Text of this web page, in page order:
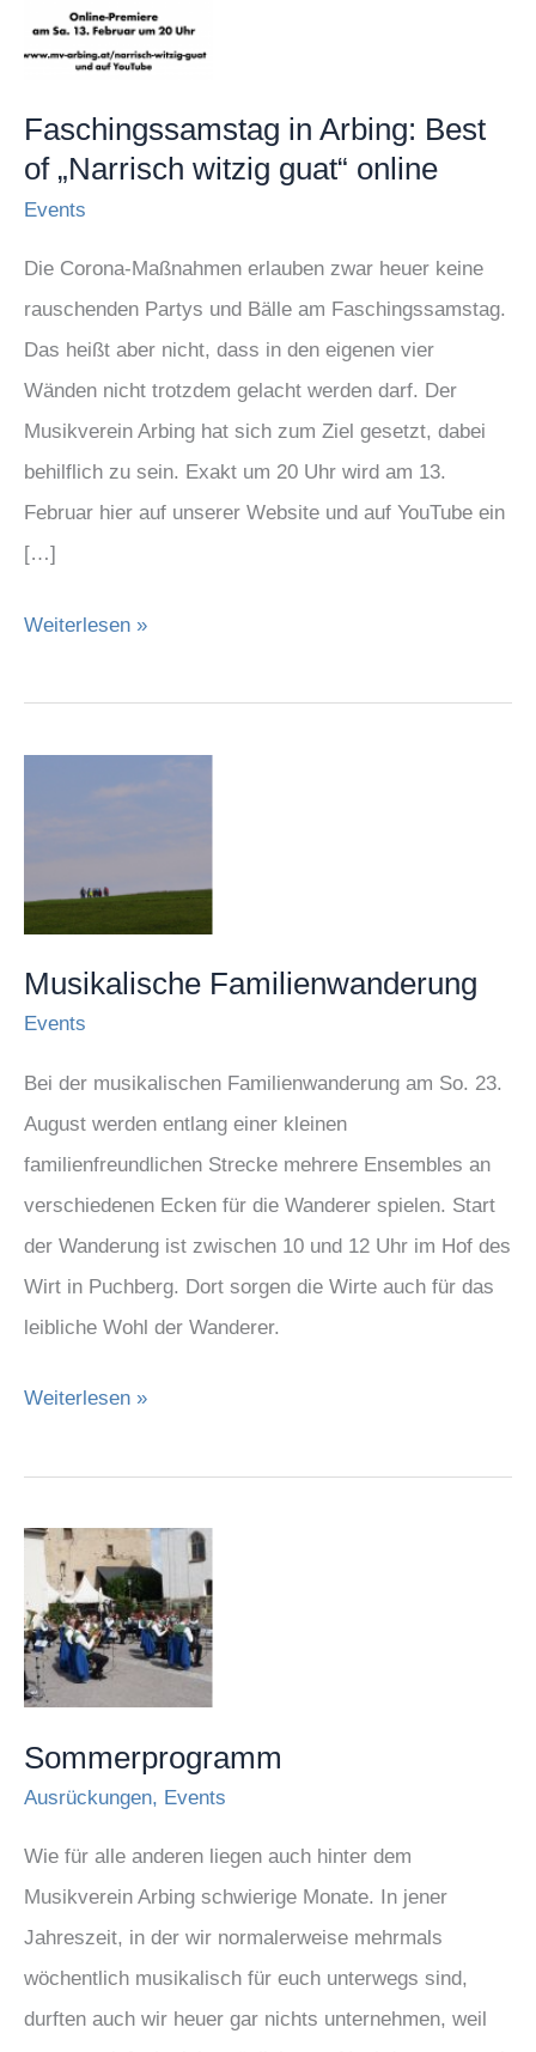
Faschingssamstag in Arbing: Best
of „Narrisch witzig guat“ online
Events
Die Corona-Maßnahmen erlauben zwar heuer keine
rauschenden Partys und Bälle am Faschingssamstag.
Das heißt aber nicht, dass in den eigenen vier
Wänden nicht trotzdem gelacht werden darf. Der
Musikverein Arbing hat sich zum Ziel gesetzt, dabei
behilflich zu sein. Exakt um 20 Uhr wird am 13.
Februar hier auf unserer Website und auf YouTube ein
[…]
Best
„Narrisch
witzig
guat“
Weiterlesen »
Musikalische Familienwanderung
Events
Bei der musikalischen Familienwanderung am So. 23.
August werden entlang einer kleinen
familienfreundlichen Strecke mehrere Ensembles an
verschiedenen Ecken für die Wanderer spielen. Start
der Wanderung ist zwischen 10 und 12 Uhr im Hof des
Wirt in Puchberg. Dort sorgen die Wirte auch für das
leibliche Wohl der Wanderer.
Weiterlesen »
Sommerprogramm
Ausrückungen, Events
Wie für alle anderen liegen auch hinter dem
Musikverein Arbing schwierige Monate. In jener
Jahreszeit, in der wir normalerweise mehrmals
wöchentlich musikalisch für euch unterwegs sind,
durften auch wir heuer gar nichts unternehmen, weil
Sommerprogramm